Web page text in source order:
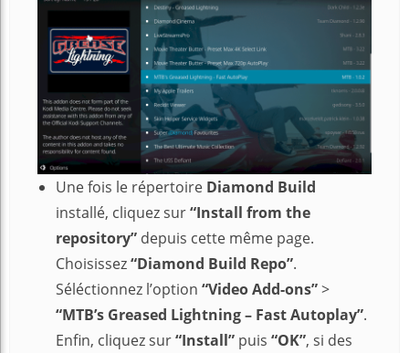
Une fois le répertoire Diamond Build
installé, cliquez sur“Install from the
repository” depuis cette même page.
Choisissez“Diamond Build Repo”.
Séléctionnez l’option “Video Add-ons”>
“MTB’s Greased Lightning – Fast Autoplay”.
Enfin, cliquez sur“Install” puis “OK”, si des